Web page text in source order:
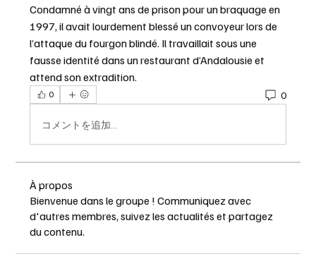
Condamné à vingt ans de prison pour un braquage en
1997, il avait lourdement blessé un convoyeur lors de
l’attaque du fourgon blindé. Il travaillait sous une
fausse identité dans un restaurant d’Andalousie et
attend son extradition.
0 0
コメントを追加…
À propos
Bienvenue dans le groupe ! Communiquez avec
d'autres membres, suivez les actualités et partagez
du contenu.